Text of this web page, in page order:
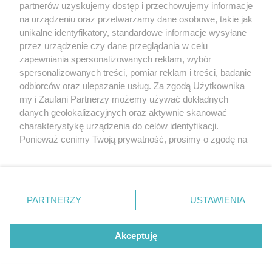
Niezależny serwis BMW na Pomorzu
partnerów uzyskujemy dostęp i przechowujemy informacje
na urządzeniu oraz przetwarzamy dane osobowe, takie jak
unikalne identyfikatory, standardowe informacje wysyłane
przez urządzenie czy dane przeglądania w celu
zapewniania spersonalizowanych reklam, wybór
spersonalizowanych treści, pomiar reklam i treści, badanie
odbiorców oraz ulepszanie usług. Za zgodą Użytkownika
my i Zaufani Partnerzy możemy używać dokładnych
danych geolokalizacyjnych oraz aktywnie skanować
charakterystykę urządzenia do celów identyfikacji.
Ponieważ cenimy Twoją prywatność, prosimy o zgodę na
znajdujący się w lewym dolnym rogu strony
. Niektóre
rodzaje przetwarzania danych nie wymagają zgody
użytkownika, ale masz prawo sprzeciwić się takiemu
przetwarzaniu. Preferencje będą miały zastosowania tylko
na tej witrynie.
PARTNERZY USTAWIENIA
Akceptuję